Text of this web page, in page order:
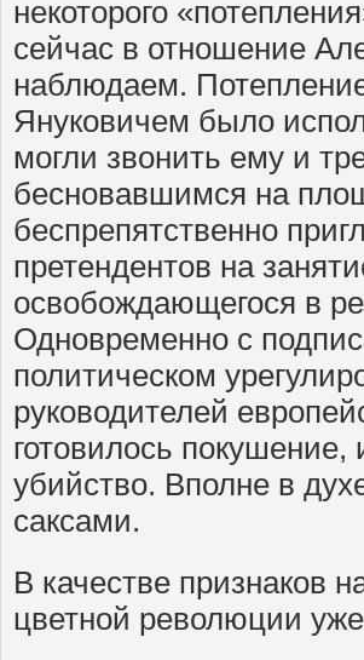
некоторого
сейчас в отношение
наблюдаем.
Януковичем было
могли звонить ему и
бесновавшимся на
беспрепятственно
претендентов на
освобождающегося в
Одновременно с
политическом
руководителей
готовилось
убийство. Вполне в
саксами.
В качестве признаков
цветной революции